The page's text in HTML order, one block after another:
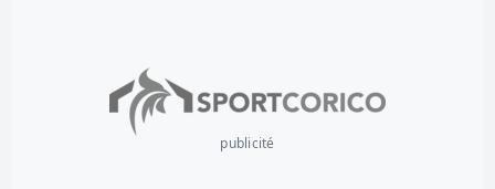
publicité